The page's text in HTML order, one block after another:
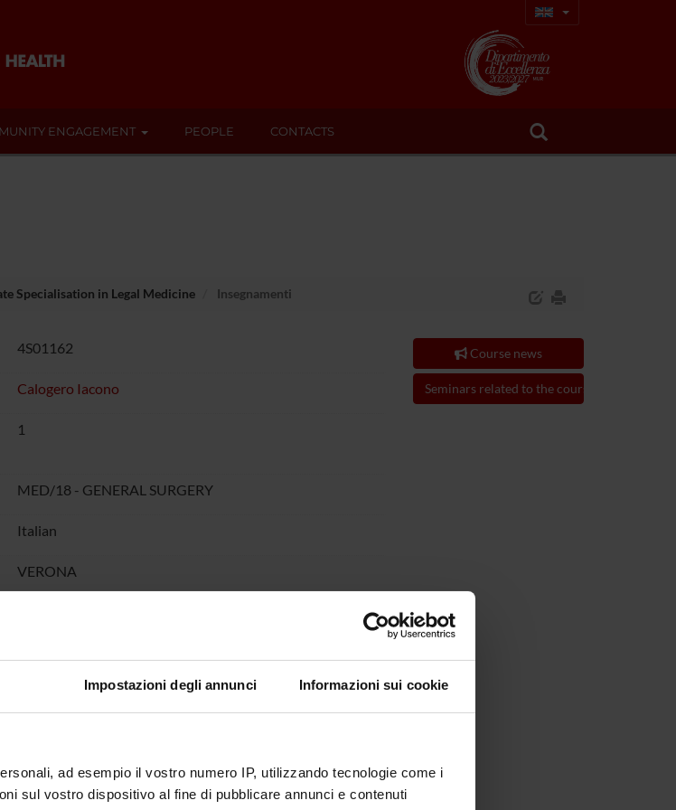
Impostazioni degli annunci Informazioni sui cookie
ad esempio il vostro numero IP, utilizzando tecnologie come i
sul vostro dispositivo al fine di pubblicare annunci e contenuti
ENGAGEMENT PEOPLE CONTACTS
Specialisation in Legal Medicine Insegnamenti
4S01162
Calogero Iacono
1
MED/18 - GENERAL SURGERY
Italian
VERONA
Course news
Seminars related to the course